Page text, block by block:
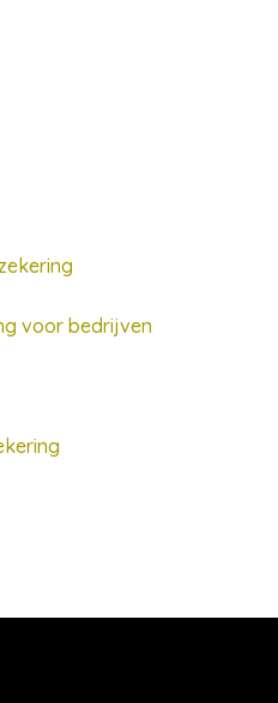
voor bedrijven